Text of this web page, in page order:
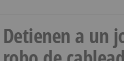
Detienen a un